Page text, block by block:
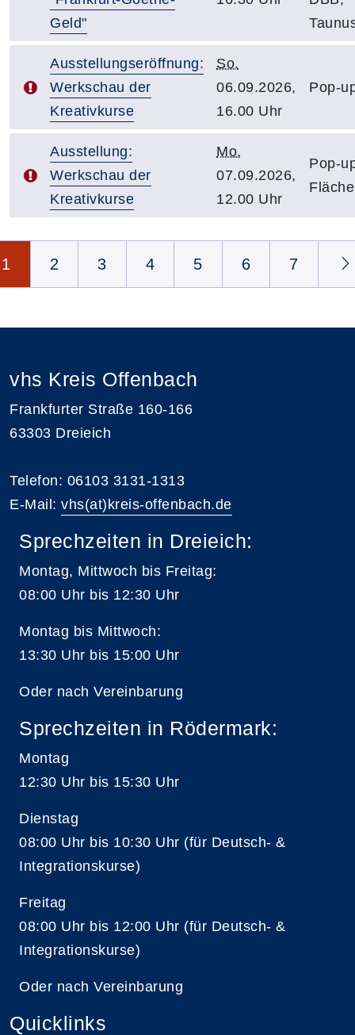
Geld"
Ausstellungseröffnung:
Werkschau der
Kreativkurse
So.
06.09.2026,
16.00 Uhr
Pop-
Ausstellung:
Werkschau der
Kreativkurse
Mo.
07.09.2026,
12.00 Uhr
Pop-
1 2 3 4 5 6 7
vhs Kreis Offenbach
Frankfurter Straße 160-166
63303 Dreieich
Telefon: 06103 3131-1313
E-Mail: vhs(at)kreis-offenbach.de
Sprechzeiten in Dreieich:
Montag, Mittwoch bis Freitag:
08:00 Uhr bis 12:30 Uhr
Montag bis Mittwoch:
13:30 Uhr bis 15:00 Uhr
Oder nach Vereinbarung
Sprechzeiten in Rödermark:
Montag
12:30 Uhr bis 15:30 Uhr
Dienstag
08:00 Uhr bis 10:30 Uhr (für Deutsch- &
Integrationskurse)
Freitag
08:00 Uhr bis 12:00 Uhr (für Deutsch- &
Integrationskurse)
Oder nach Vereinbarung
Quicklinks